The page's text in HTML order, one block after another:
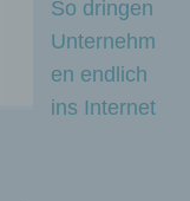
So dringen
Unternehm
en endlich
ins Internet